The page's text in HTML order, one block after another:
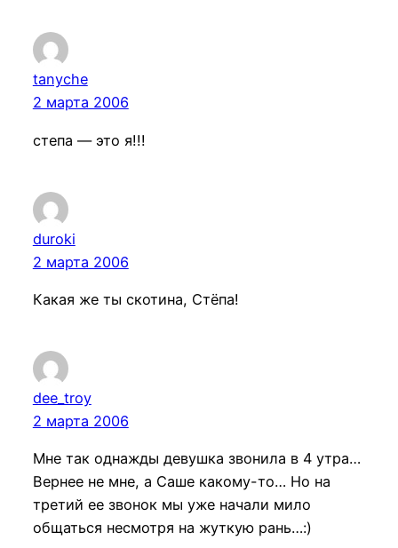
tanyche
2 марта 2006
степа — это я!!!
duroki
2 марта 2006
Какая же ты скотина, Стёпа!
dee_troy
2 марта 2006
Мне так однажды девушка звонила в 4 утра…
Вернее не мне, а Саше какому-то… Но на
третий ее звонок мы уже начали мило
общаться несмотря на жуткую рань…:)